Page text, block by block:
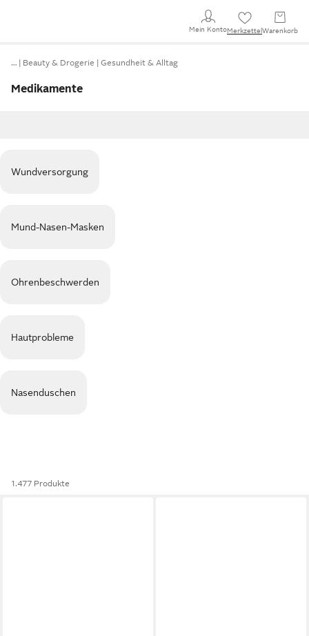
Mein KontoMerkzettel Warenkorb
… Beauty & Drogerie Gesundheit & Alltag
Medikamente
Wundversorgung
Mund-Nasen-Masken
Ohrenbeschwerden
Hautprobleme
Nasenduschen
1.477 Produkte